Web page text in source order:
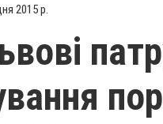
2015 р.